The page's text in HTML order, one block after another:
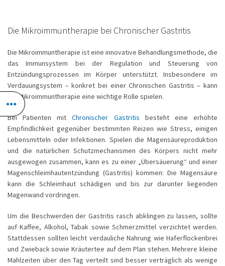
Die Mikroimmuntherapie bei Chronischer Gastritis
Die Mikroimmuntherapie ist eine innovative Behandlungsmethode, die
das Immunsystem bei der Regulation und Steuerung von
Entzündungsprozessen im Körper unterstützt. Insbesondere im
Verdauungsystem – konkret bei einer Chronischen Gastritis – kann
die Mikroimmuntherapie eine wichtige Rolle spielen.
Bei Patienten mitChronischer Gastritis besteht eine erhöhte
Empfindlichkeit gegenüber bestimmten Reizen wie Stress, einigen
Lebensmitteln oder Infektionen. Spielen die Magensäureproduktion
und die natürlichen Schutzmechanismen des Körpers nicht mehr
ausgewogen zusammen, kann es zu einer „Übersäuerung“ und einer
Magenschleimhautentzündung (Gastritis) kommen: Die Magensäure
kann die Schleimhaut schädigen und bis zur darunter liegenden
Magenwand vordringen.
Um die Beschwerden der Gastritis rasch abklingen zu lassen, sollte
auf Kaffee, Alkohol, Tabak sowie Schmerzmittel verzichtet werden.
Stattdessen sollten leicht verdauliche Nahrung wie Haferflockenbrei
und Zwieback sowie Kräutertee auf dem Plan stehen. Mehrere kleine
Mahlzeiten über den Tag verteilt sind besser verträglich als wenige